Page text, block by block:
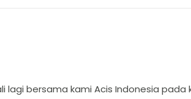
lagi bersama kami Acis Indonesia